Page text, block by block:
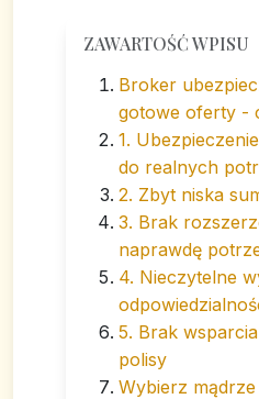
ZAWARTOŚĆ WPISU
Broker
gotowe oferty -
1.
do realnych
2. Zbyt niska
3. Brak
naprawdę
4. Nieczytelne
5. Brak
polisy
Wybierz